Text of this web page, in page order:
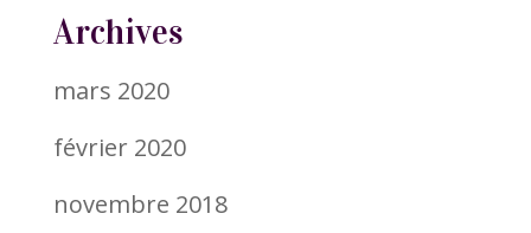
Archives
mars 2020
février 2020
novembre 2018